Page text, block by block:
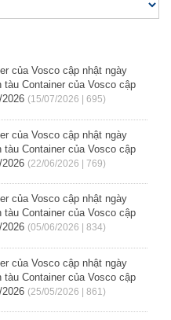
của Vosco cập nhật ngày
tàu Container của Vosco cập
(15/07/2026 | 695)
của Vosco cập nhật ngày
tàu Container của Vosco cập
(22/06/2026 | 769)
của Vosco cập nhật ngày
tàu Container của Vosco cập
(05/06/2026 | 834)
của Vosco cập nhật ngày
tàu Container của Vosco cập
(25/05/2026 | 861)